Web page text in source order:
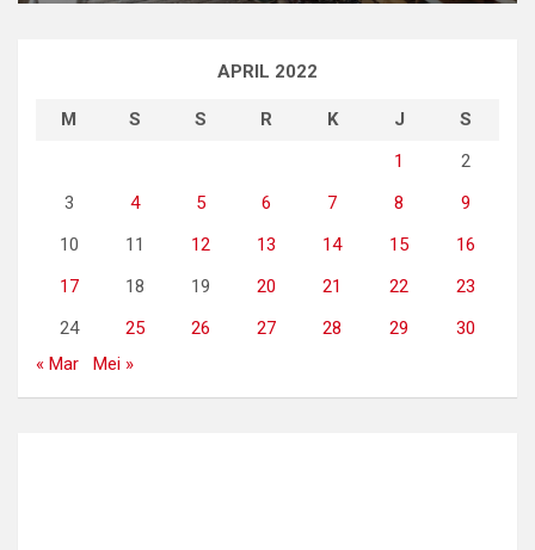
APRIL 2022
M S S R K J
S
1
2
3
4 5 6 7 8
9
10
11 12 13 14 15
16
17
18 19 20 21 22
23
24
25 26 27 28 29
30
« Mar
Mei »